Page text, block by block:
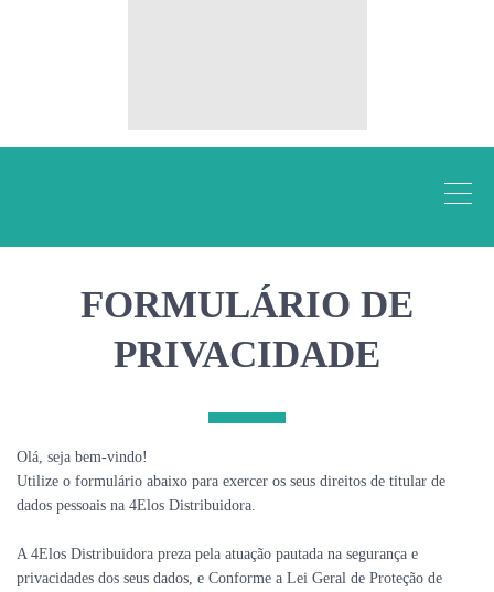
FORMULÁRIO DE
PRIVACIDADE
Olá, seja bem-vindo!
Utilize o formulário abaixo para exercer os seus direitos de titular de
dados pessoais na 4Elos Distribuidora.
A 4Elos Distribuidora preza pela atuação pautada na segurança e
privacidades dos seus dados, e Conforme a Lei Geral de Proteção de